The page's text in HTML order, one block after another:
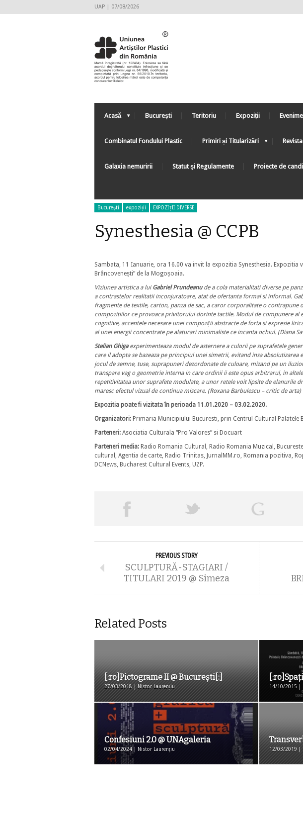
UAP | 07/08/2026
Acasă București Teritoriu Expoziții
Combinatul Fondului Plastic Primiri și Titularizări
Galaxia nemuririi Statut şi Regulamente Proiecte de
Bucureşti expoziții EXPOZIȚII DIVERSE
Synesthesia @ CCPB
Sambata, 11 Ianuarie, ora 16.00 va invit la expozitia Synesthesia. Expozitia
Brâncovenești” de la Mogoșoaia.
Viziunea artistica a luiGabriel Prundeanude a cola materialitati diverse pe
a contrastelor realitatii inconjuratoare, atat de ofertanta formal si informal.
fragmente de textile, carton, panza de sac, a caror corporalitate o
compozitiilor ce provoaca privitorului dorinte tactile. Modul de compunere al
cognitive, accentele necesare unei compoziții abstracte de forta si expresie
al unei energii concentrate pe alaturari minimaliste ce incanta ochiul. (Diana
Stelian Ghigaexperimenteaza modul de asternere a culorii pe suprafetele
care il adopta se bazeaza pe principiul unei simetrii, evitand insa absolutizarea
jocul de semne, tuse, suprapuneri dezordonate de culoare, mizand pe un
transpare vag o geometrie interna in care ordinii ii este opus arbitrarul, in
repetitivitatea unor suprafete modulate, a unor retele voit lipsite de elanurile
maresc efectul vizual de continua miscare. (Roxana Barbulescu – critic de arta)
Expozitia poate fi vizitata în perioada 11.01.2020 – 03.02.2020.
Organizatori: Primaria Municipiului Bucuresti, prin Centrul Cultural Palatele
Parteneri: Asociatia Culturala “Pro Valores” si Docuart
Parteneri media: Radio Romania Cultural, Radio Romania Muzical,
cultural, Agentia de carte, Radio Trinitas, JurnalMM.ro, Romania pozitiva,
DCNews, Bucharest Cultural Events, UZP.
PREVIOUS STORY
SCULPTURĂ-STAGIARI /
TITULARI 2019 @ Simeza
Related Posts
[:ro]Pictograme II @ București[:]
27/03/2018 | Nistor Laurențiu 14/10/2015 |
Confesiuni 2.0 @ UNAgaleria
02/04/2024 | Nistor Laurențiu 12/03/2019 |